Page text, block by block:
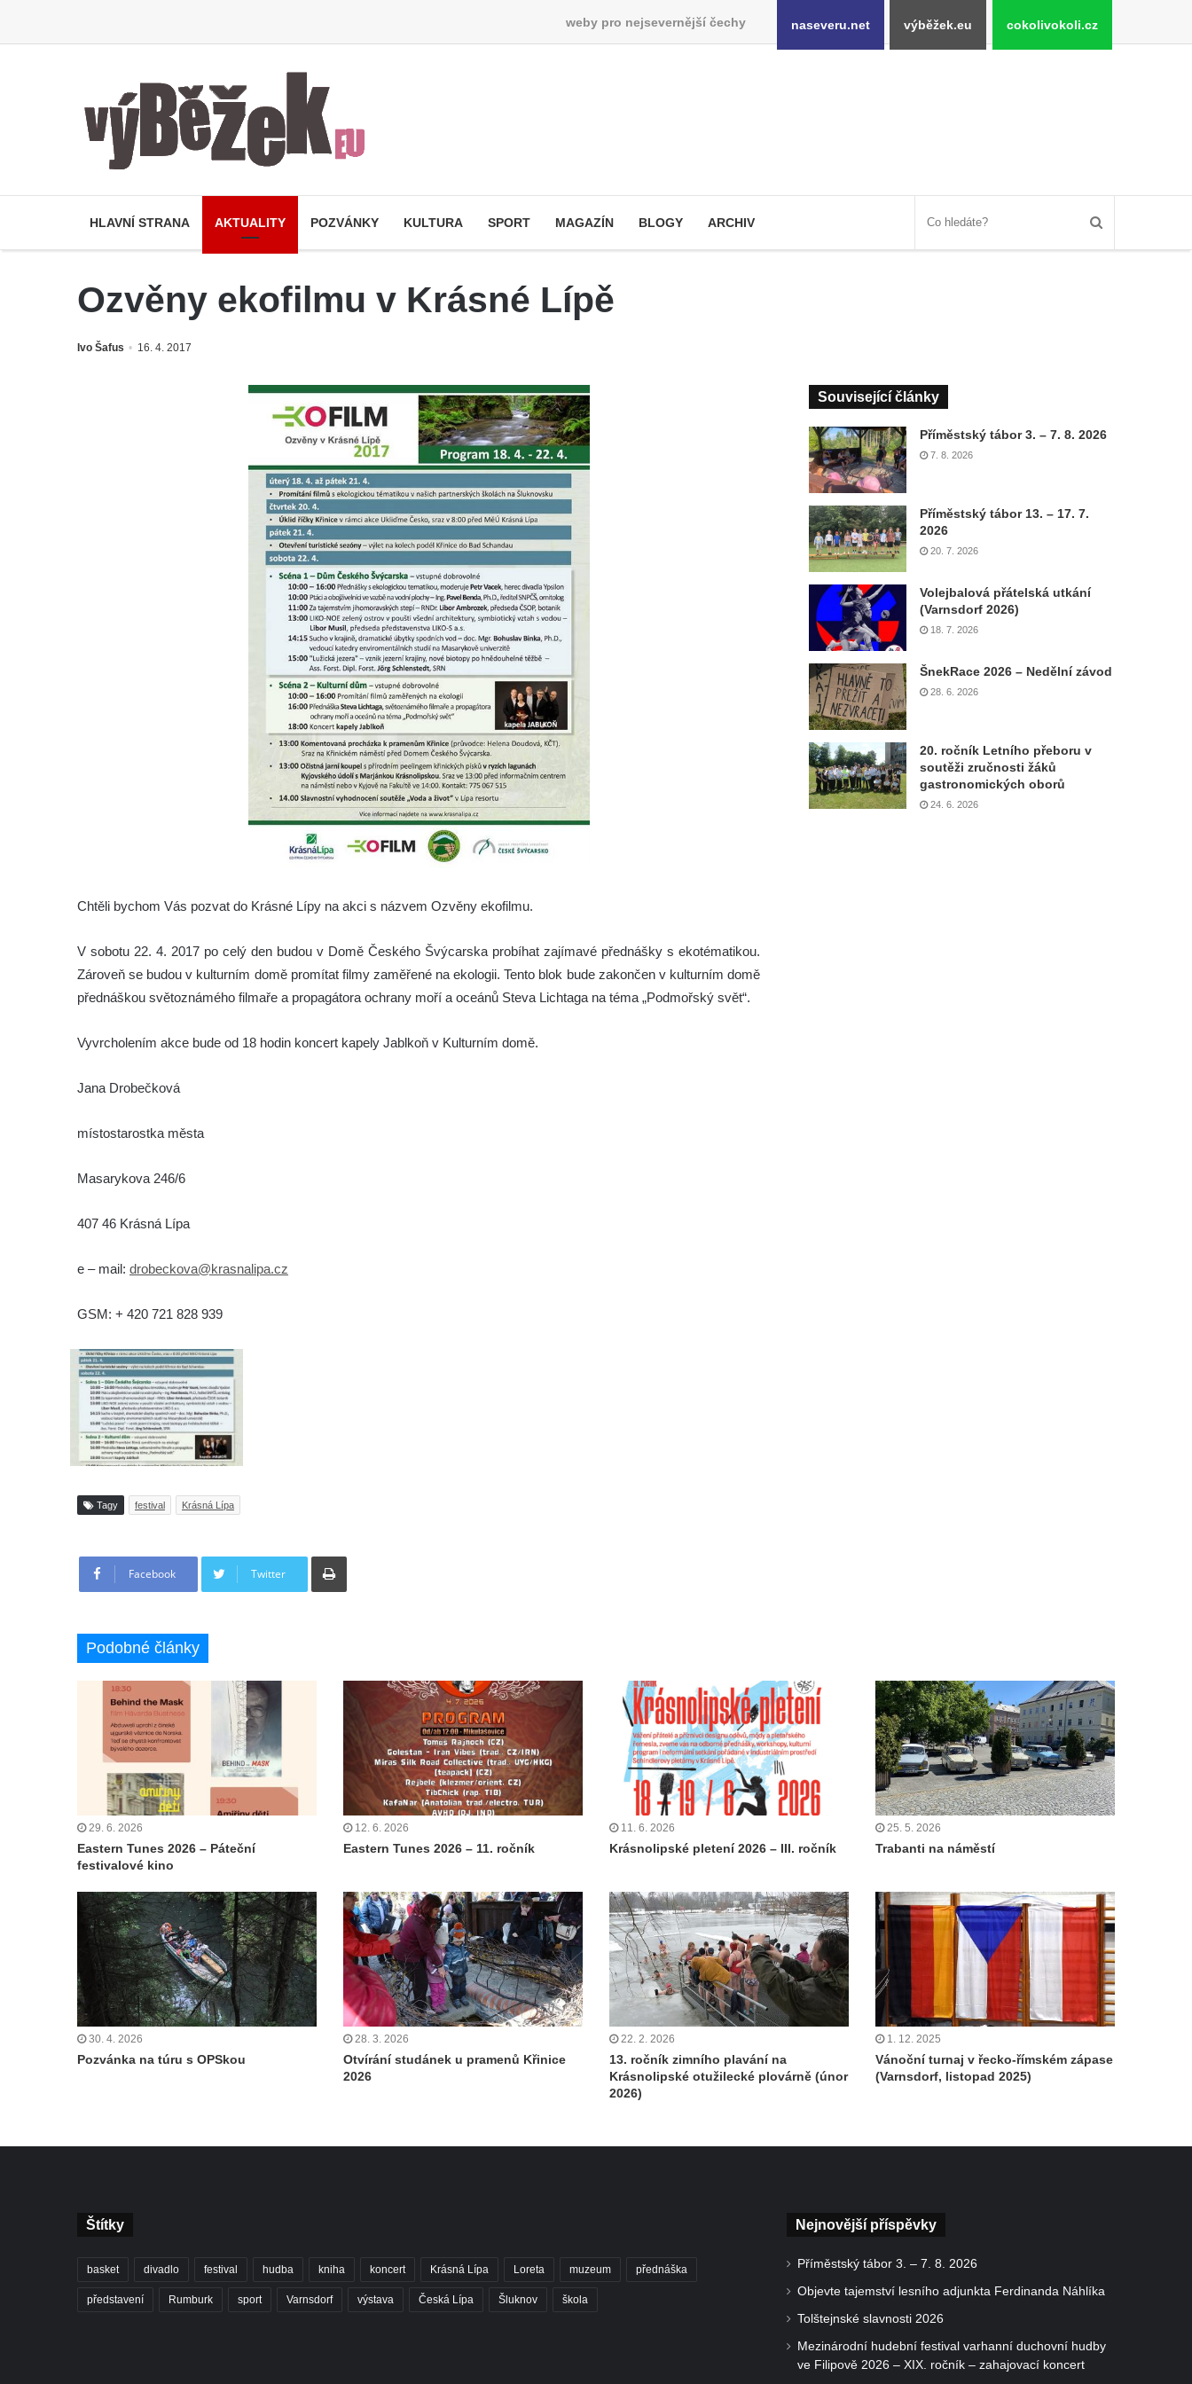
weby pro nejsevernější čechy naseveru.net výběžek.eu cokolivokoli.cz
HLAVNÍ STRANA AKTUALITY POZVÁNKY KULTURA SPORT MAGAZÍN BLOGY ARCHIV
Ozvěny ekofilmu v Krásné Lípě
Ivo Šafus 16. 4. 2017
Chtěli bychom Vás pozvat do Krásné Lípy na akci s názvem Ozvěny ekofilmu.
V sobotu 22. 4. 2017 po celý den budou v Domě Českého Švýcarska probíhat zajímavé přednášky s ekotématikou.
Zároveň se budou v kulturním domě promítat filmy zaměřené na ekologii. Tento blok bude zakončen v kulturním domě
přednáškou světoznámého filmaře a propagátora ochrany moří a oceánů Steva Lichtaga na téma „Podmořský svět“.
Vyvrcholením akce bude od 18 hodin koncert kapely Jablkoň v Kulturním domě.
Jana Drobečková
místostarostka města
Masarykova 246/6
407 46 Krásná Lípa
e – mail: drobeckova@krasnalipa.cz
GSM: + 420 721 828 939
Tagy festival Krásná Lípa
Facebook Twitter
Tisknout
Související články
Příměstský tábor 3. – 7. 8. 2026
7. 8. 2026
Příměstský tábor 13. – 17. 7.
2026
20. 7. 2026
Volejbalová přátelská utkání
(Varnsdorf 2026)
18. 7. 2026
ŠnekRace 2026 – Nedělní závod
28. 6. 2026
20. ročník Letního přeboru v
soutěži zručnosti žáků
gastronomických oborů
24. 6. 2026
Podobné články
29. 6. 2026
Eastern Tunes 2026 – Páteční
festivalové kino
12. 6. 2026
Eastern Tunes 2026 – 11. ročník
11. 6. 2026
Krásnolipské pletení 2026 – III. ročník
25. 5. 2026
Trabanti na náměstí
30. 4. 2026
Pozvánka na túru s OPSkou
28. 3. 2026
Otvírání studánek u pramenů Křinice
2026
22. 2. 2026
13. ročník zimního plavání na
Krásnolipské otužilecké plovárně (únor
2026)
1. 12. 2025
Vánoční turnaj v řecko-římském zápase
(Varnsdorf, listopad 2025)
Štítky
basket divadlo festival hudba kniha koncert Krásná Lípa Loreta muzeum přednáška
představení Rumburk sport Varnsdorf výstava Česká Lípa Šluknov škola
Nejnovější příspěvky
Příměstský tábor 3. – 7. 8. 2026
Objevte tajemství lesního adjunkta Ferdinanda Náhlíka
Tolštejnské slavnosti 2026
Mezinárodní hudební festival varhanní duchovní hudby
ve Filipově 2026 – XIX. ročník – zahajovací koncert